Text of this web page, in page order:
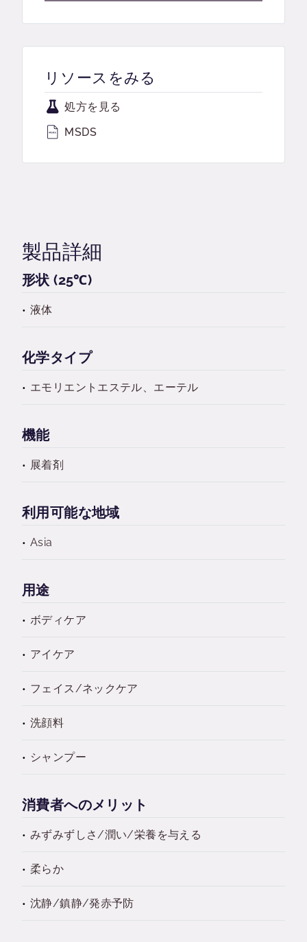
リソースをみる
処方を見る
MSDS
製品詳細
形状 (25℃)
液体
化学タイプ
エモリエントエステル、エーテル
機能
展着剤
利用可能な地域
Asia
用途
ボディケア
アイケア
フェイス/ネックケア
洗顔料
シャンプー
消費者へのメリット
みずみずしさ/潤い/栄養を与える
柔らか
沈静/鎮静/発赤予防